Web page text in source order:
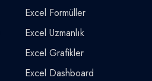
Excel Formüller
Excel Uzmanlık
Excel Grafikler
Excel Dashboard